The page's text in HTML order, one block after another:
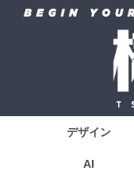
デザイン
AI